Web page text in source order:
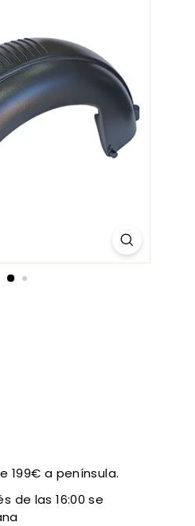
199€ a península.
de las 16:00 se